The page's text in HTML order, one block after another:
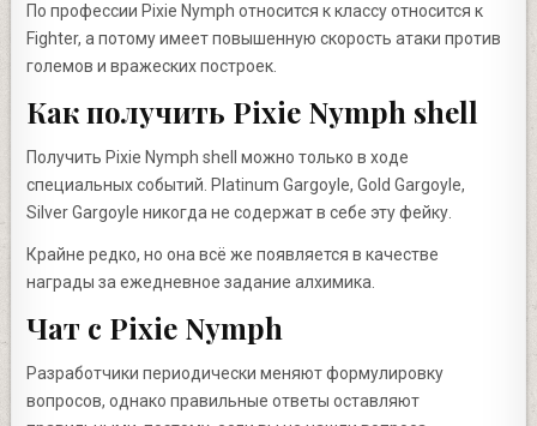
По профессии Pixie Nymph относится к классу относится к
Fighter, а потому имеет повышенную скорость атаки против
големов и вражеских построек.
Как получить Pixie Nymph shell
Получить Pixie Nymph shell можно только в ходе
специальных событий. Platinum Gargoyle, Gold Gargoyle,
Silver Gargoyle никогда не содержат в себе эту фейку.
Крайне редко, но она всё же появляется в качестве
награды за ежедневное задание алхимика.
Чат с Pixie Nymph
Разработчики периодически меняют формулировку
вопросов, однако правильные ответы оставляют